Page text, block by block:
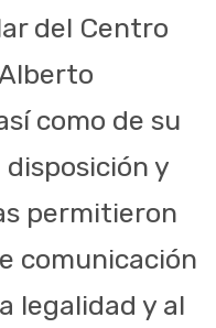
del Centro
como de su
y
permitieron
comunicación
legalidad y al